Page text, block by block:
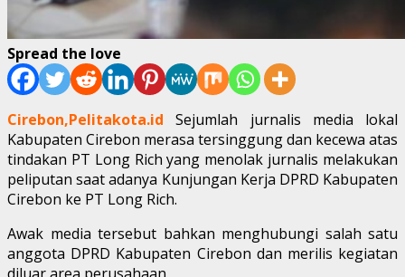
Spread the love
Cirebon,Pelitakota.id Sejumlah jurnalis media lokal
Kabupaten Cirebon merasa tersinggung dan kecewa atas
tindakan PT Long Rich yang menolak jurnalis melakukan
peliputan saat adanya Kunjungan Kerja DPRD Kabupaten
Cirebon ke PT Long Rich.
Awak media tersebut bahkan menghubungi salah satu
anggota DPRD Kabupaten Cirebon dan merilis kegiatan